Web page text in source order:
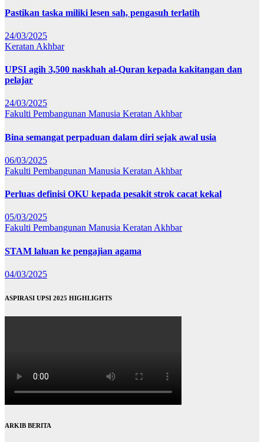
Pastikan taska miliki lesen sah, pengasuh terlatih
24/03/2025
Keratan Akhbar
UPSI agih 3,500 naskhah al-Quran kepada kakitangan dan
pelajar
24/03/2025
Fakulti Pembangunan Manusia Keratan Akhbar
Bina semangat perpaduan dalam diri sejak awal usia
06/03/2025
Fakulti Pembangunan Manusia Keratan Akhbar
Perluas definisi OKU kepada pesakit strok cacat kekal
05/03/2025
Fakulti Pembangunan Manusia Keratan Akhbar
STAM laluan ke pengajian agama
04/03/2025
ASPIRASI UPSI 2025 HIGHLIGHTS
ARKIB BERITA